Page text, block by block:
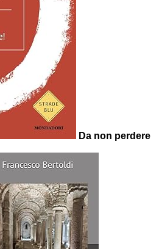
Da non perdere